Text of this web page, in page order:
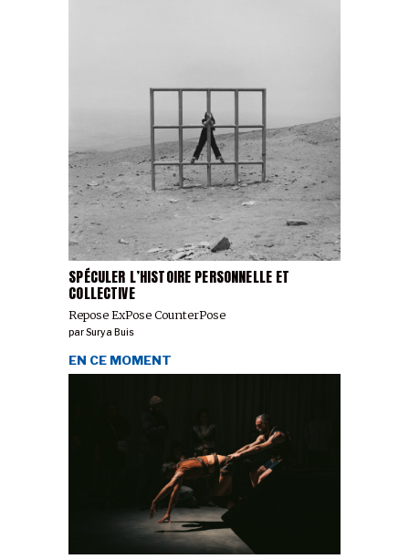
SPÉCULER L’HISTOIRE PERSONNELLE ET
COLLECTIVE
Repose ExPose CounterPose
parSurya Buis
EN CE MOMENT